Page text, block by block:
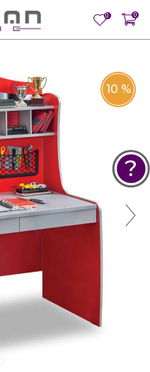
0
0
10 %
POMOĆ PRI KUPOVINI
Za više informacija, pomoć i
porudžbine
Ponedeljak - Petak od
10:00 do 19:00
Subotom od 10:00 do
16:00 časova